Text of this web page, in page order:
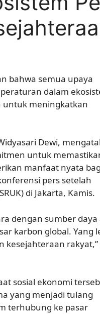
bahwa semua upaya
dalam
untuk meningkatkan
Dewi,
untuk
manfaat nyata
pers setelah
di Jakarta, Kamis.
dengan sumber daya
karbon global. Yang
kesejahteraan rakyat,”
sosial ekonomi
yang menjadi tulang
terhubung ke pasar